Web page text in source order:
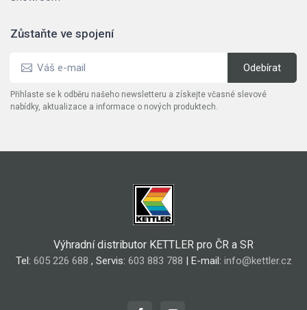
Zůstaňte ve spojení
Přihlaste se k odběru našeho newsletteru a získejte včasné slevové
nabídky, aktualizace a informace o nových produktech.
Výhradní distributor KETTLER pro ČR a SR
Tel: 605 226 688 , Servis: 603 883 788 | E-mail: info@kettler.cz